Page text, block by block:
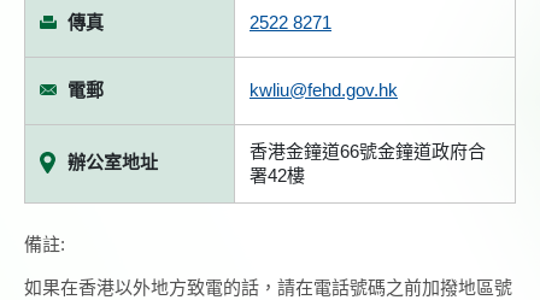
傳真 2522 8271
電郵 kwliu@fehd.gov.hk
辦公室地址
香港金鐘道66號金鐘道政府合
署42樓
備註:
如果在香港以外地方致電的話，請在電話號碼之前加撥地區號